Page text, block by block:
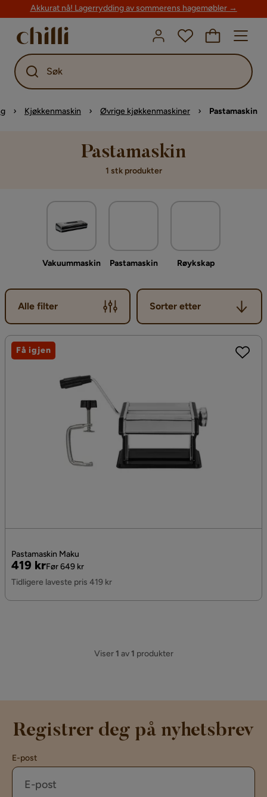
Akkurat nå! Lagerrydding av sommerens hagemøbler →
Søk
Kjøkkenmaskin Øvrige kjøkkenmaskiner Pastamaskin
Pastamaskin
1 stk produkter
Vakuummaskin Pastamaskin Røykskap
Alle filter
Sorter etter
Sorter etter
Pastamaskin Maku
Pris
419 kr
Original
Pris
Før 649 kr
Tidligere laveste pris 419 kr
Få igjen
Viser1 av1 produkter
Registrer deg på nyhetsbrev
E-post